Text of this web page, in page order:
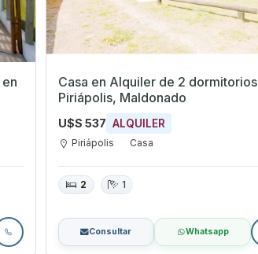
Casa en Alquiler de 2 dormitorios en
Piriápolis, Maldonado
U$S 537 ALQUILER
Piriápolis Casa
2 1
Consultar Whatsapp